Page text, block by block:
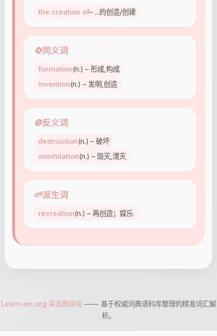
the creation of– ...的创造/创建
🔄同义词
formation(n.) – 形成,构成
invention(n.) – 发明,创造
🚫反义词
destruction(n.) – 破坏
annihilation(n.) – 毁灭,湮灭
🌱派生词
recreation(n.) – 再创造；娱乐
Learn-en.org 英语教研组 —— 基于权威词典语料库整理的精准词汇解
析。